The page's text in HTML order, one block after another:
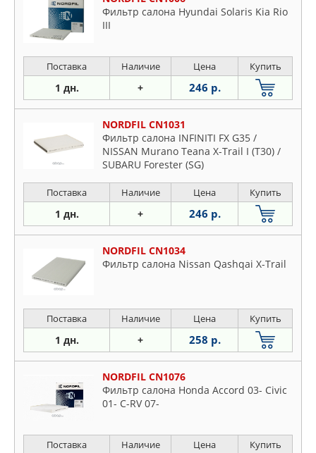
Фильтр салона Hyundai Solaris Kia Rio
III
Поставка Наличие Цена Купить
1 дн. + 246 р.
NORDFIL CN1031
Фильтр салона INFINITI FX G35 /
NISSAN Murano Teana X-Trail I (T30) /
SUBARU Forester (SG)
Поставка Наличие Цена Купить
1 дн. + 246 р.
NORDFIL CN1034
Фильтр салона Nissan Qashqai X-Trail
Поставка Наличие Цена Купить
1 дн. + 258 р.
NORDFIL CN1076
Фильтр салона Honda Accord 03- Civic
01- C-RV 07-
Поставка Наличие Цена Купить